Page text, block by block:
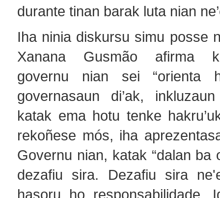
durante tinan barak luta nian
Iha ninia diskursu simu posse
Xanana Gusmão afirma
governu nian sei “orienta
governasaun di’ak,
katak ema hotu tenke
rekoñese mós, iha
Governu nian, katak “dalan ba
dezafiu sira. Dezafiu sira
hasoru ho responsabilidade.